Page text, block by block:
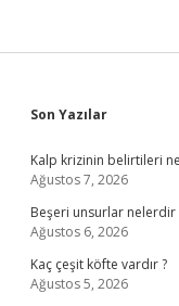
Sidebar
Son Yazılar
Kalp krizinin belirtileri
Ağustos 7, 2026
Beşeri unsurlar nelerdir
Ağustos 6, 2026
Kaç çeşit köfte vardır ?
Ağustos 5, 2026